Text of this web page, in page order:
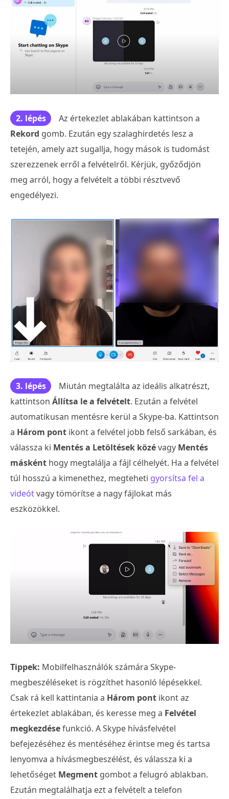
2. lépés
Az értekezlet ablakában kattintson a
Rekord gomb. Ezután egy szalaghirdetés lesz a
tetején, amely azt sugallja, hogy mások is tudomást
szerezzenek erről a felvételről. Kérjük, győződjön
meg arról, hogy a felvételt a többi résztvevő
engedélyezi.
3. lépés
Miután megtalálta az ideális alkatrészt,
kattintson Állítsa le a felvételt. Ezután a felvétel
automatikusan mentésre kerül a Skype-ba. Kattintson
a Három pont ikont a felvétel jobb felső sarkában, és
válassza ki Mentés a Letöltések közévagy Mentés
másként hogy megtalálja a fájl célhelyét. Ha a felvétel
túl hosszú a kimenethez, megteheti gyorsítsa fel a
videótvagy tömörítse a nagy fájlokat más
eszközökkel.
Tippek: Mobilfelhasználók számára Skype-
megbeszéléseket is rögzíthet hasonló lépésekkel.
Csak rá kell kattintania a Három pont ikont az
értekezlet ablakában, és keresse meg a Felvétel
megkezdésefunkció. A Skype hívásfelvétel
befejezéséhez és mentéséhez érintse meg és tartsa
lenyomva a hívásmegbeszélést, és válassza ki a
lehetőséget Megment gombot a felugró ablakban.
Ezután megtalálhatja ezt a felvételt a telefon